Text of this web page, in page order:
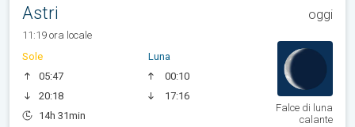
Astri oggi
11:19 ora locale
Sole
05:47
20:18
14h 31min
Luna
00:10
17:16
Falce di luna
calante